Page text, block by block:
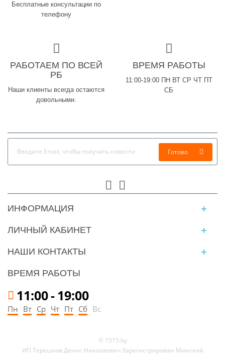
Бесплатные консультации по
телефону
РАБОТАЕМ ПО ВСЕЙ
РБ
Наши клиенты всегда остаются
довольными.
ВРЕМЯ РАБОТЫ
11:00-19:00 ПН ВТ СР ЧТ ПТ
СБ
Готово
ИНФОРМАЦИЯ
ЛИЧНЫЙ КАБИНЕТ
НАШИ КОНТАКТЫ
ВРЕМЯ РАБОТЫ
11:00-19:00
Пн Вт Ср Чт Пт Сб Вс
© 1515.by
ИП Терешков Денис Николаевич Зарегистрирован Минский